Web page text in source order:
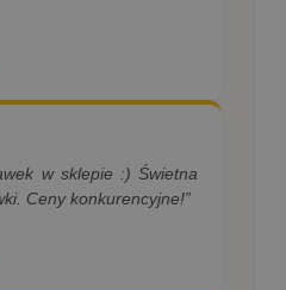
w sklepie :) Świetna
Ceny konkurencyjne!”